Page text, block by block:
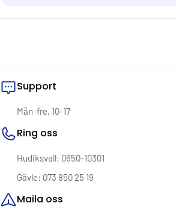
Support
Mån-fre, 10-17
Ring oss
Hudiksvall: 0650-10301
Gävle: 073 850 25 19
Maila oss